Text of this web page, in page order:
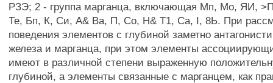
РЗЭ; 2 - группа марганца, включающая Мп, Мо, ЯИ,
Те, Бп, К, Си, А& Ва, П, Со, Н& Т1, Са, I, 8Ь. При
поведения элементов с глубиной заметно
железа и марганца, при этом элементы
имеют в различной степени выраженную
глубиной, а элементы связанные с марганцем, как